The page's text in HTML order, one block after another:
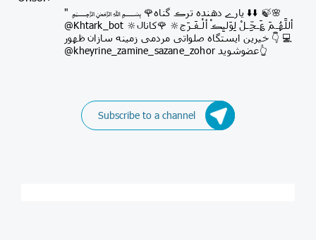
" ﷽ 🌹یارے دهنده ترڪ گناه ⬇️⬇️ 🍃🌸
@Khtark_bot 🔆أللَّھُـمَ ؏َـجِّـلْ لِوَلیِڪْ ألْـفَـرَج🔆 🌹کانال
خیرین ایستگاه صلواتی مردمی زمینه سازان ظهور 👇 💻
@kheyrine_zamine_sazane_zohor عضوشوید👆
Subscribe to a channel